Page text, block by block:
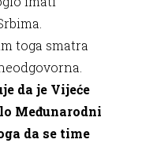
toga smatra
da je Vijeće
Međunarodni
da se time